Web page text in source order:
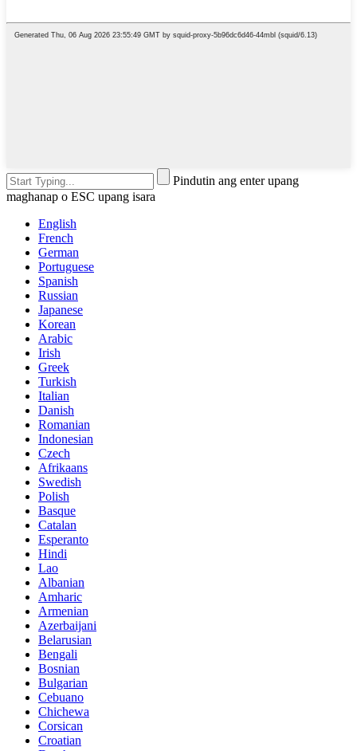
Pindutin ang enter upang
maghanap o ESC upang isara
English
French
German
Portuguese
Spanish
Russian
Japanese
Korean
Arabic
Irish
Greek
Turkish
Italian
Danish
Romanian
Indonesian
Czech
Afrikaans
Swedish
Polish
Basque
Catalan
Esperanto
Hindi
Lao
Albanian
Amharic
Armenian
Azerbaijani
Belarusian
Bengali
Bosnian
Bulgarian
Cebuano
Chichewa
Corsican
Croatian